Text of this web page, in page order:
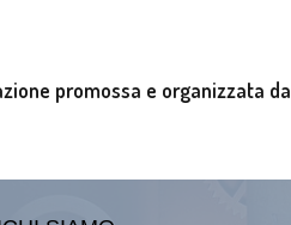
promossa e organizzata da